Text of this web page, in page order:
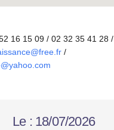
16 15 09 / 02 32 35 41 28 /
/
Le : 18/07/2026